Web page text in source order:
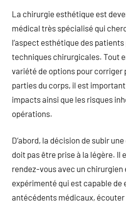
La chirurgie esthétique est
médical très spécialisé qui
l’aspect esthétique des patients
techniques chirurgicales. Tout
variété de options pour corriger
parties du corps, il est
impacts ainsi que les risques
opérations.
D’abord, la décision de subir
doit pas être prise à la légère. Il
rendez-vous avec un chirurgien
expérimenté qui est capable de
antécédents médicaux,